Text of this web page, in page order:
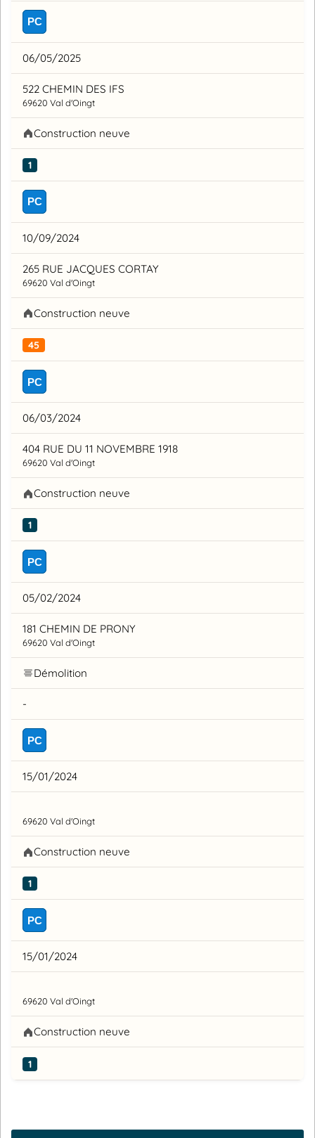
PC
06/05/2025
522 CHEMIN DES IFS
69620 Val d'Oingt
Construction neuve
1
PC
10/09/2024
265 RUE JACQUES CORTAY
69620 Val d'Oingt
Construction neuve
45
PC
06/03/2024
404 RUE DU 11 NOVEMBRE 1918
69620 Val d'Oingt
Construction neuve
1
PC
05/02/2024
181 CHEMIN DE PRONY
69620 Val d'Oingt
Démolition
-
PC
15/01/2024
69620 Val d'Oingt
Construction neuve
1
PC
15/01/2024
69620 Val d'Oingt
Construction neuve
1